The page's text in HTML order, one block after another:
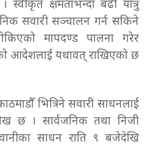
क्षमताभन्दा बढी यात्रु
सवारी सञ्चालन गर्न सकिने
मापदण्ड पालना गरेर
आदेशलाई यथावत् राखिएको छ
भित्रिने सवारी साधनलाई
छ । सार्वजनिक तथा निजी
साधन राति ९ बजेदेखि